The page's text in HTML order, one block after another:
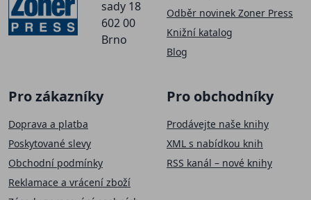
sady 18
602 00
Brno
Odběr novinek Zoner Press
Knižní katalog
Blog
Pro zákazníky
Doprava a platba
Poskytované slevy
Obchodní podmínky
Reklamace a vrácení zboží
Pro obchodníky
Prodávejte naše knihy
XML s nabídkou knih
RSS kanál – nové knihy